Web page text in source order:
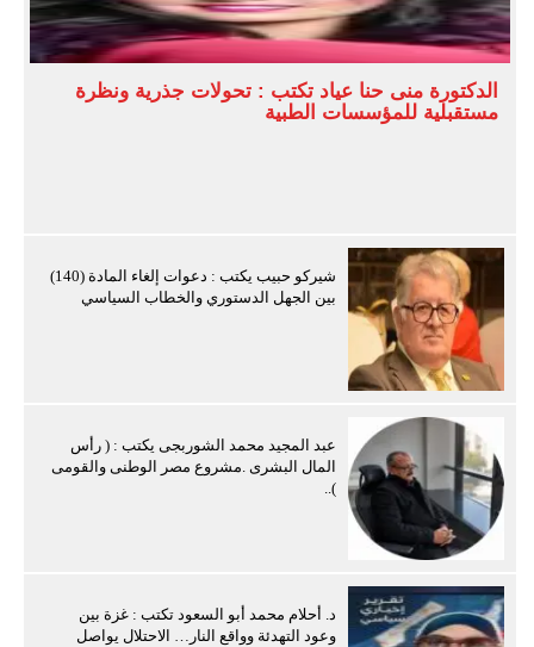
الدكتورة منى حنا عياد تكتب : تحولات جذرية ونظرة
مستقبلية للمؤسسات الطبية
شيركو حبيب يكتب : دعوات إلغاء المادة (140)
بين الجهل الدستوري والخطاب السياسي
عبد المجيد محمد الشوربجى يكتب : ( رأس
المال البشرى .مشروع مصر الوطنى والقومى
)..
د. أحلام محمد أبو السعود تكتب : غزة بين
وعود التهدئة وواقع النار… الاحتلال يواصل